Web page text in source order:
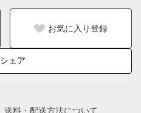
お気に入り登録
シェア
送料・配送方法について